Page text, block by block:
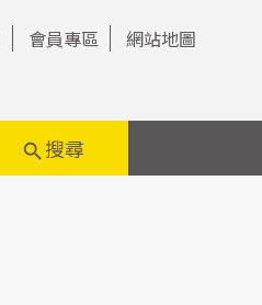
會員專區 網站地圖
search 搜尋